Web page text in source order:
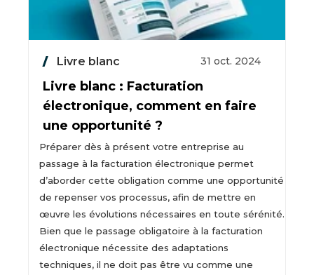
Livre blanc 31 oct. 2024
Livre blanc : Facturation
électronique, comment en faire
une opportunité ?
Préparer dès à présent votre entreprise au
passage à la facturation électronique permet
d’aborder cette obligation comme une opportunité
de repenser vos processus, afin de mettre en
œuvre les évolutions nécessaires en toute sérénité.
Bien que le passage obligatoire à la facturation
électronique nécessite des adaptations
techniques, il ne doit pas être vu comme une